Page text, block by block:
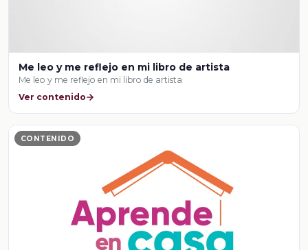
Me leo y me reflejo en mi libro de artista
Me leo y me reflejo en mi libro de artista
Ver contenido
CONTENIDO